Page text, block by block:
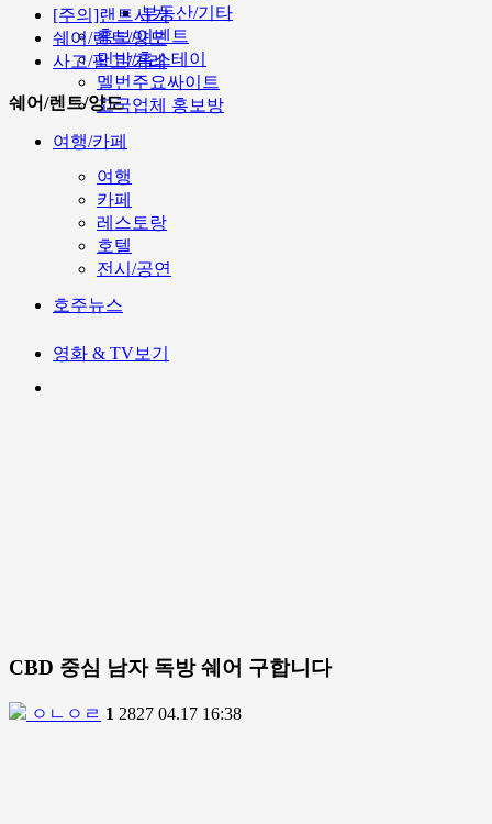
부동산/기타
홍보/이벤트
민박/홈스테이
멜번주요싸이트
고국업체 홍보방
여행/카페
여행
카페
레스토랑
호텔
전시/공연
호주뉴스
영화 & TV보기
[주의]랜트사기
쉐어/렌트/양도
사고/팔고/거래
쉐어/렌트/양도
CBD 중심 남자 독방 쉐어 구합니다
ㅇㄴㅇㄹ 1 2827 04.17 16:38